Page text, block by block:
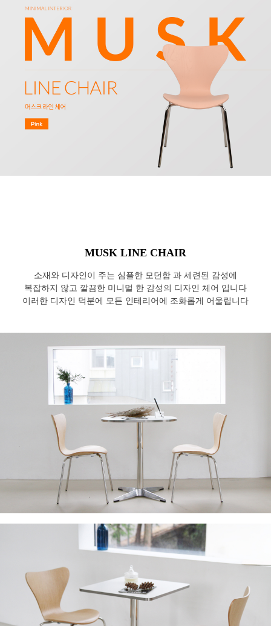
MUSK LINE CHAIR
소재와 디자인이 주는 심플한 모던함 과 세련된 감성에
복잡하지 않고 깔끔한 미니멀 한 감성의 디자인 체어 입니다
이러한 디자인 덕분에 모든 인테리어에 조화롭게 어울립니다